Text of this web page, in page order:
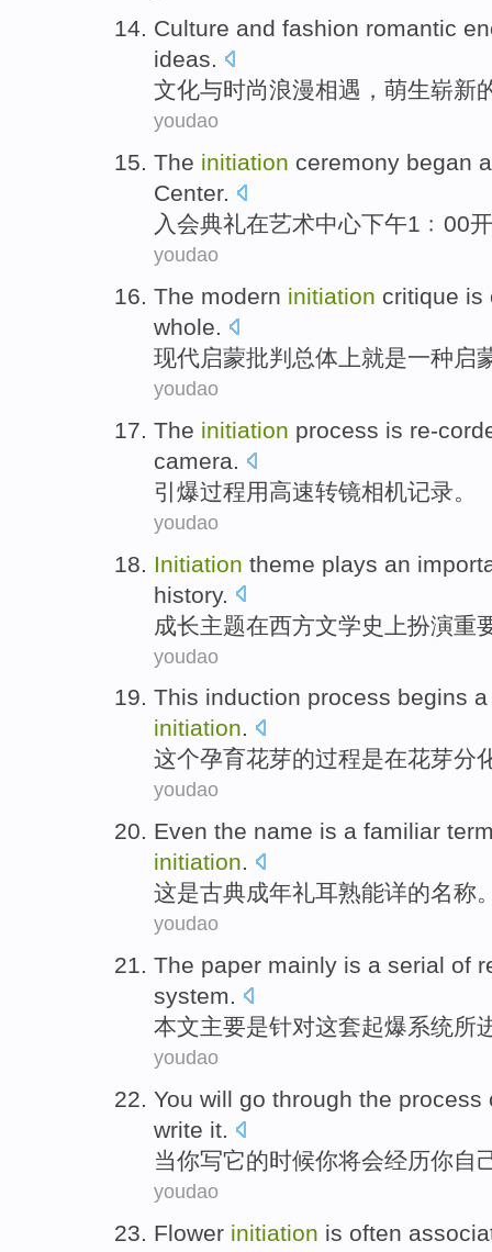
Culture and fashion romantic
ideas.
文化与时尚浪漫相遇 ， 萌生崭新
youdao
The initiation ceremony began
Center.
入会典礼在艺术中心下午1﹕00
youdao
The modern initiation critique is
whole.
现代启蒙批判总体上就是一种启
youdao
The initiation process is re-
camera.
引爆过程用高速转镜相机记录。
youdao
Initiation theme plays an
history.
成长主题在西方文学史 上扮演重
youdao
This induction process begins
initiation.
这个孕育花芽的过程是在花芽分
youdao
Even the name is a familiar
initiation.
这是古典成年礼耳熟能详的名称
youdao
The paper mainly is a serial of
system.
本文主要是针对这套起爆系统所
youdao
You will go through the process
write it.
当你写它的时候你将会经历你自
youdao
Flower initiation is often